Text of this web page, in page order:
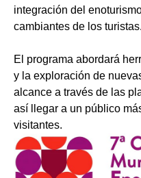
integración del
cambiantes de los turistas.
El programa abordará
y la exploración de
alcance a través de las
así llegar a un público
visitantes.